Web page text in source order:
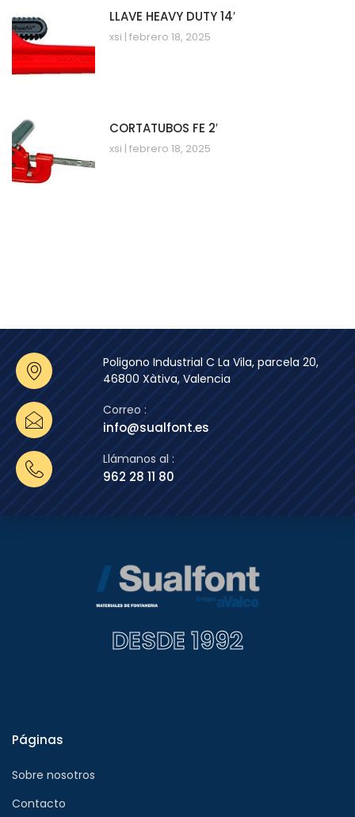
LLAVE HEAVY DUTY 14′
xsi febrero 18, 2025
CORTATUBOS FE 2′
xsi febrero 18, 2025
Poligono Industrial C La Vila, parcela 20,
46800 Xàtiva, Valencia
Correo :
info@sualfont.es
Llámanos al :
962 28 11 80
DESDE 1992
Páginas
Sobre nosotros
Contacto